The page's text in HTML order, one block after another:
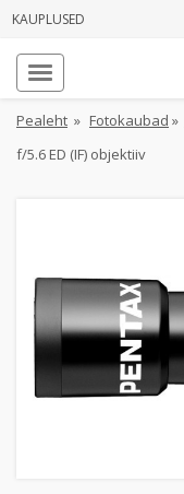
KAUPLUSED
Pealeht » Fotokaubad »
f/5.6 ED (IF) objektiiv
Info
Teenused
Arvuti